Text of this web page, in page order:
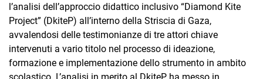
l’analisi dell’approccio didattico inclusivo “Diamond Kite
Project” (DkiteP) all’interno della Striscia di Gaza,
avvalendosi delle testimonianze di tre attori chiave
intervenuti a vario titolo nel processo di ideazione,
formazione e implementazione dello strumento in ambito
scolastico. L’analisi in merito al DkiteP ha messo in